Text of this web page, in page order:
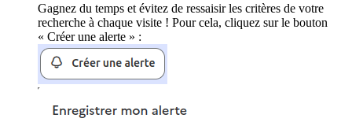
Gagnez du temps et évitez de ressaisir les critères de votre
recherche à chaque visite ! Pour cela, cliquez sur le bouton
« Créer une alerte » :